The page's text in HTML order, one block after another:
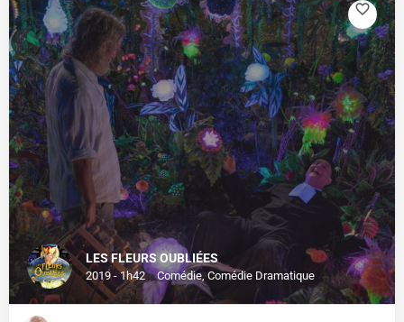
LES FLEURS OUBLIÉES
2019 - 1h42 Comédie, Comédie Dramatique